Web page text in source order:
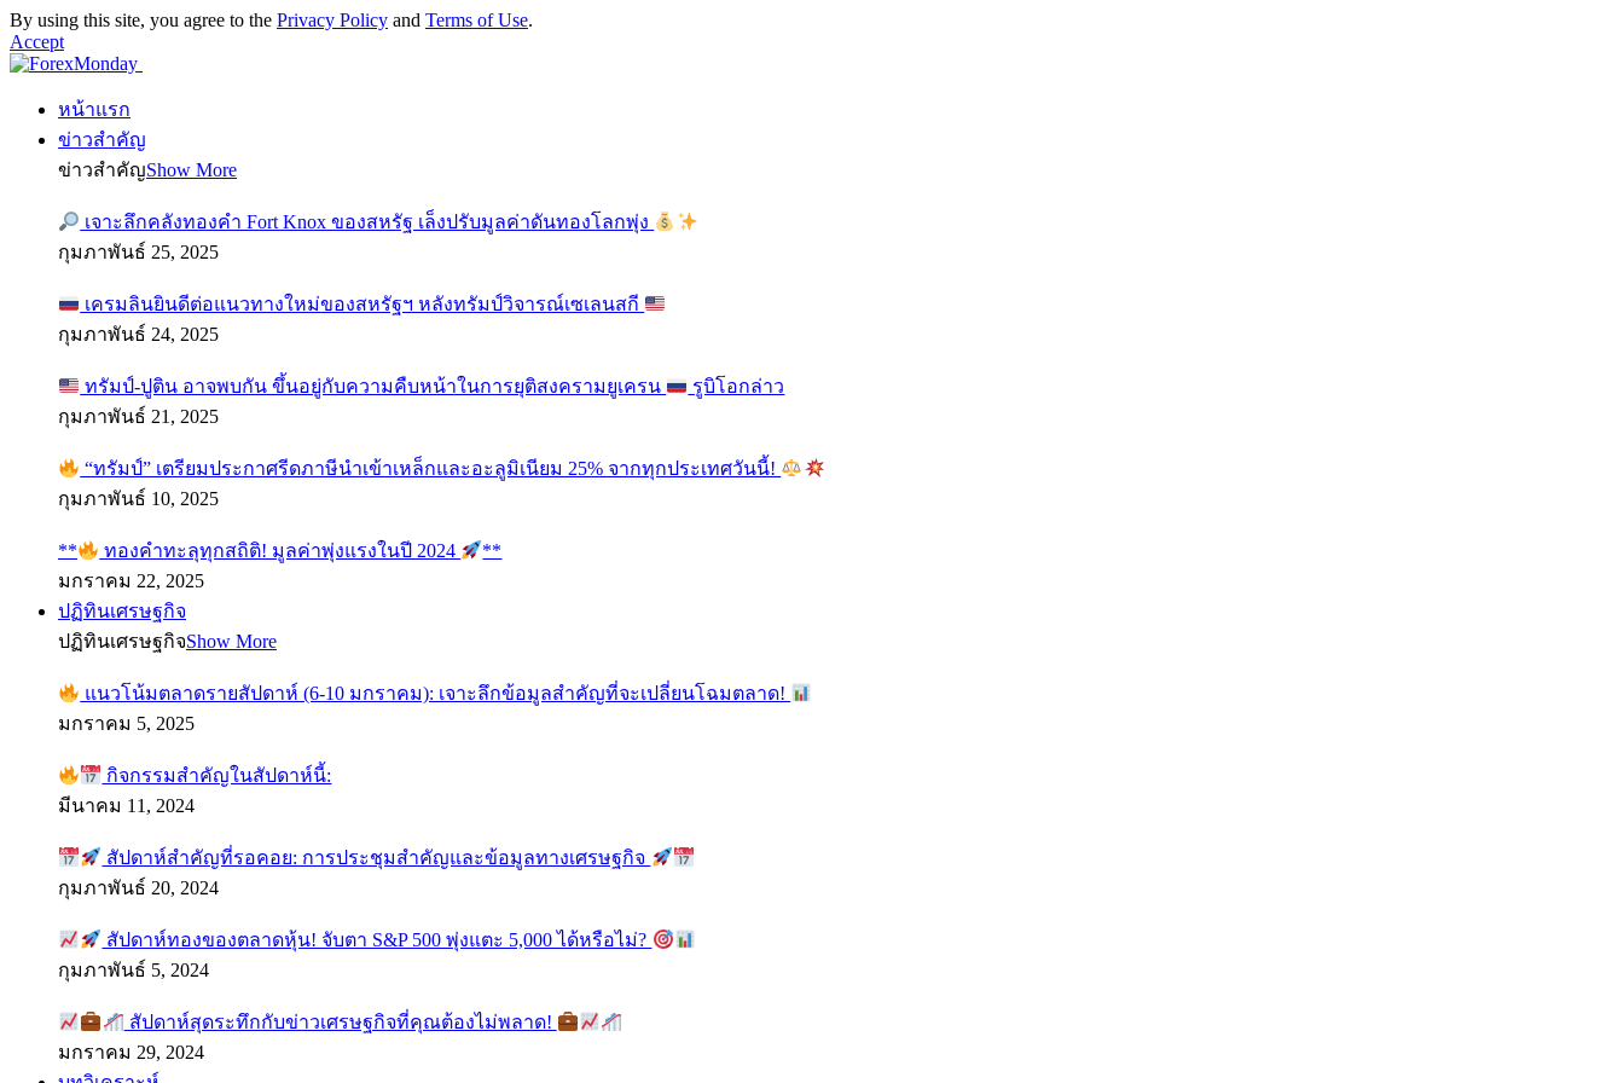
By using this site, you agree to the Privacy Policy and Terms of Use.
Accept
หน้าแรก
ข่าวสำคัญ
ข่าวสำคัญShow More
เจาะลึกคลังทองคำ Fort Knox ของสหรัฐ เล็งปรับมูลค่าดันทองโลกพุ่ง
กุมภาพันธ์ 25, 2025
เครมลินยินดีต่อแนวทางใหม่ของสหรัฐฯ หลังทรัมป์วิจารณ์เซเลนสกี
กุมภาพันธ์ 24, 2025
ทรัมป์-ปูติน อาจพบกัน ขึ้นอยู่กับความคืบหน้าในการยุติสงครามยูเครน
รูบิโอกล่าว
กุมภาพันธ์ 21, 2025
“ทรัมป์” เตรียมประกาศรีดภาษีนำเข้าเหล็กและอะลูมิเนียม 25% จากทุกประเทศวันนี้!
กุมภาพันธ์ 10, 2025
** ทองคำทะลุทุกสถิติ! มูลค่าพุ่งแรงในปี 2024
**
มกราคม 22, 2025
ปฏิทินเศรษฐกิจ
ปฏิทินเศรษฐกิจShow More
แนวโน้มตลาดรายสัปดาห์ (6-10 มกราคม): เจาะลึกข้อมูลสำคัญที่จะเปลี่ยนโฉมตลาด!
มกราคม 5, 2025
กิจกรรมสำคัญในสัปดาห์นี้:
มีนาคม 11, 2024
สัปดาห์สำคัญที่รอคอย: การประชุมสำคัญและข้อมูลทางเศรษฐกิจ
กุมภาพันธ์ 20, 2024
สัปดาห์ทองของตลาดหุ้น! จับตา S&P 500 พุ่งแตะ 5,000 ได้หรือไม่?
กุมภาพันธ์ 5, 2024
สัปดาห์สุดระทึกกับข่าวเศรษฐกิจที่คุณต้องไม่พลาด!
มกราคม 29, 2024